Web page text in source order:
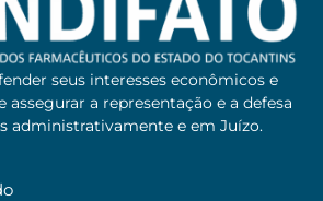
seus interesses econômicos e
assegurar a representação e a defesa
administrativamente e em Juízo.